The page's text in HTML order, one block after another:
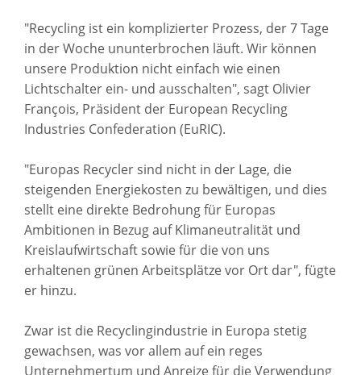
"Recycling ist ein komplizierter Prozess, der 7 Tage
in der Woche ununterbrochen läuft. Wir können
unsere Produktion nicht einfach wie einen
Lichtschalter ein- und ausschalten", sagt Olivier
François, Präsident der European Recycling
Industries Confederation (EuRIC).
"Europas Recycler sind nicht in der Lage, die
steigenden Energiekosten zu bewältigen, und dies
stellt eine direkte Bedrohung für Europas
Ambitionen in Bezug auf Klimaneutralität und
Kreislaufwirtschaft sowie für die von uns
erhaltenen grünen Arbeitsplätze vor Ort dar", fügte
er hinzu.
Zwar ist die Recyclingindustrie in Europa stetig
gewachsen, was vor allem auf ein reges
Unternehmertum und Anreize für die Verwendung